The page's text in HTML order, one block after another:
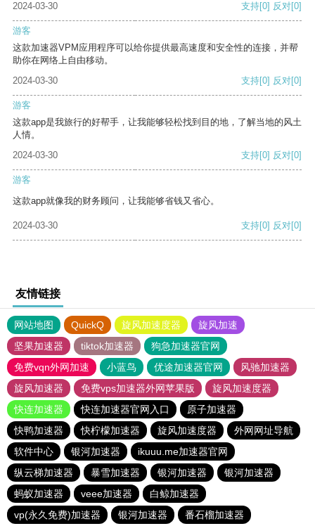
2024-03-30
支持[0] 反对[0]
游客
这款加速器VPM应用程序可以给你提供最高速度和安全性的连接，并帮
助你在网络上自由移动。
2024-03-30
支持[0] 反对[0]
游客
这款app是我旅行的好帮手，让我能够轻松找到目的地，了解当地的风土
人情。
2024-03-30
支持[0] 反对[0]
游客
这款app就像我的财务顾问，让我能够省钱又省心。
2024-03-30 支持[0] 反对[0]
友情链接
网站地图 QuickQ 旋风加速度器
旋风加速
坚果加速器
tiktok加速器
狗急加速器官网
免费vqn外网加速
小蓝鸟 优途加速器官网
风驰加速器
旋风加速器
免费vps加速器外网苹果版
旋风加速度器
快连加速器
快连加速器官网入口
原子加速器
快鸭加速器
快柠檬加速器 旋风加速度器
外网网址导航
软件中心
银河加速器
ikuuu.me加速器官网
纵云梯加速器
暴雪加速器 银河加速器
银河加速器
蚂蚁加速器
veee加速器
白鲸加速器
vp(永久免费)加速器
银河加速器 番石榴加速器